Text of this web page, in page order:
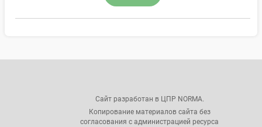
Сайт разработан в ЦПР NORMA.
Копирование материалов сайта без
согласования с администрацией ресурса